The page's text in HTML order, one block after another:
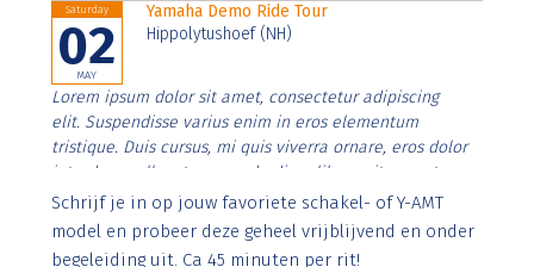
Saturday
02
MAY
Yamaha Demo Ride Tour
Hippolytushoef (NH)
Lorem ipsum dolor sit amet, consectetur adipiscing
elit. Suspendisse varius enim in eros elementum
tristique. Duis cursus, mi quis viverra ornare, eros dolor
interdum nulla, ut commodo diam libero vitae erat.
Aenean faucibus nibh et justo cursus id rutrum lorem
imperdiet. Nunc ut sem vitae risus tristique posuere.
Schrijf je in op jouw favoriete schakel- of Y-AMT
model en probeer deze geheel vrijblijvend en onder
begeleiding uit. Ca 45 minuten per rit!